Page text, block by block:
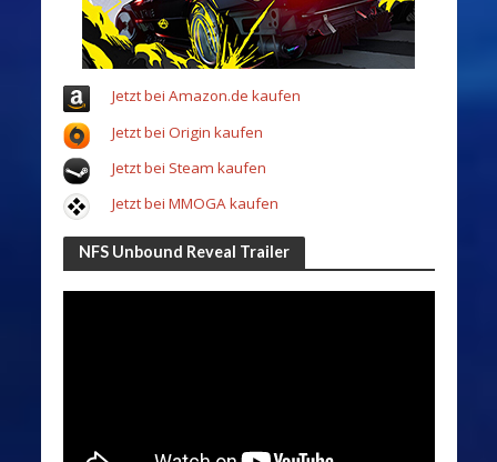
Jetzt bei Amazon.de kaufen
Jetzt bei Origin kaufen
Jetzt bei Steam kaufen
Jetzt bei MMOGA kaufen
NFS Unbound Reveal Trailer